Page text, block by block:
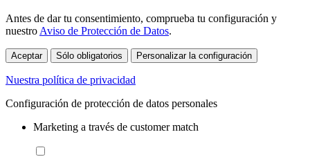
Antes de dar tu consentimiento, comprueba tu configuración y
nuestro Aviso de Protección de Datos.
Aceptar Sólo obligatorios Personalizar la configuración
Nuestra política de privacidad
Configuración de protección de datos personales
Marketing a través de customer match